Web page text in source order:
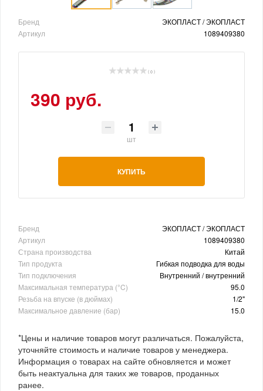
Бренд
ЭКОПЛАСТ / ЭКОПЛАСТ
Артикул
1089409380
( 0 )
390 руб.
шт
КУПИТЬ
Бренд
ЭКОПЛАСТ / ЭКОПЛАСТ
Артикул
1089409380
Страна производства
Китай
Тип продукта
Гибкая подводка для воды
Тип подключения
Внутренний / внутренний
Максимальная температура (°C)
95.0
Резьба на впуске (в дюймах)
1/2"
Максимальное давление (бар)
15.0
*Цены и наличие товаров могут различаться. Пожалуйста,
уточняйте стоимость и наличие товаров у менеджера.
Информация о товарах на сайте обновляется и может
быть неактуальна для таких же товаров, проданных
ранее.